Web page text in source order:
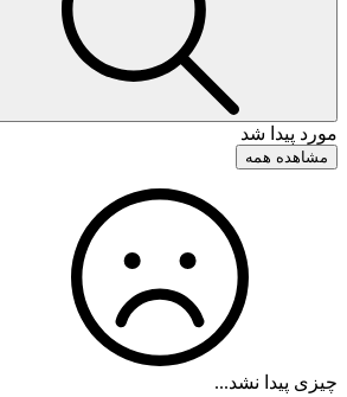
مورد پیدا شد
مشاهده همه
چیزی پیدا نشد...